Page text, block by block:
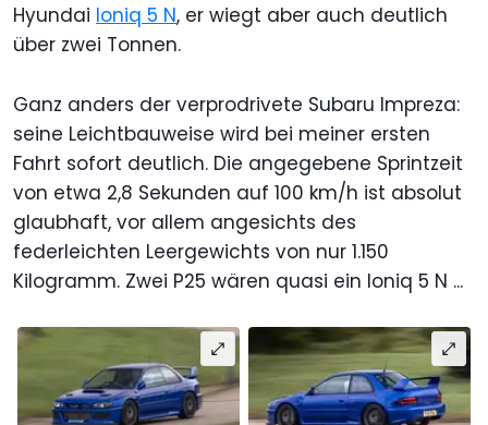
Hyundai Ioniq 5 N, er wiegt aber auch deutlich
über zwei Tonnen.
Ganz anders der verprodrivete Subaru Impreza:
seine Leichtbauweise wird bei meiner ersten
Fahrt sofort deutlich. Die angegebene Sprintzeit
von etwa 2,8 Sekunden auf 100 km/h ist absolut
glaubhaft, vor allem angesichts des
federleichten Leergewichts von nur 1.150
Kilogramm. Zwei P25 wären quasi ein Ioniq 5 N ...